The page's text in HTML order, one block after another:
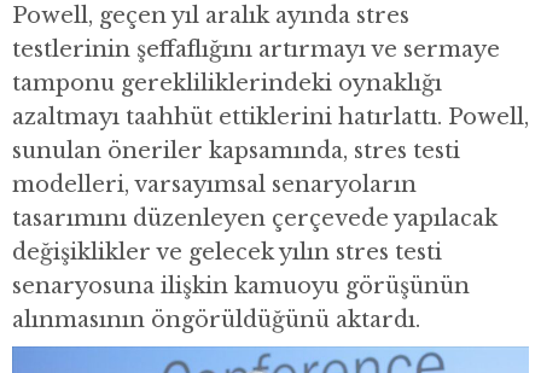
Powell, geçen yıl aralık ayında stres
testlerinin şeffaflığını artırmayı ve sermaye
tamponu gerekliliklerindeki oynaklığı
azaltmayı taahhüt ettiklerini hatırlattı. Powell,
sunulan öneriler kapsamında, stres testi
modelleri, varsayımsal senaryoların
tasarımını düzenleyen çerçevede yapılacak
değişiklikler ve gelecek yılın stres testi
senaryosuna ilişkin kamuoyu görüşünün
alınmasının öngörüldüğünü aktardı.